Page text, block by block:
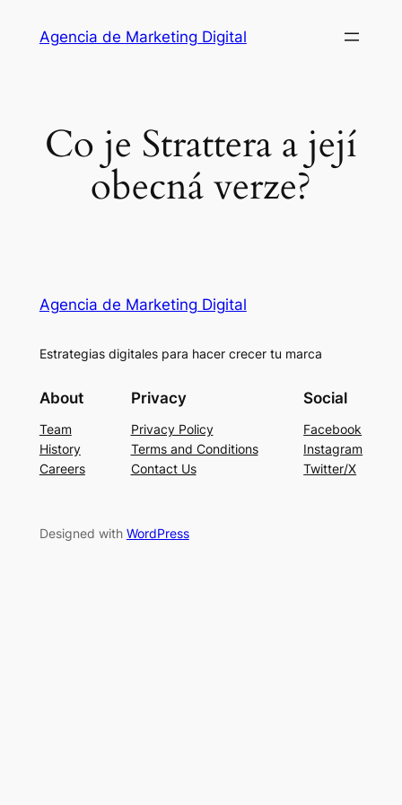
Agencia de Marketing Digital
Co je Strattera a její
obecná verze?
Agencia de Marketing Digital
Estrategias digitales para hacer crecer tu marca
About
Team
History
Careers
Privacy
Privacy Policy
Terms and Conditions
Contact Us
Social
Facebook
Instagram
Twitter/X
Designed with WordPress